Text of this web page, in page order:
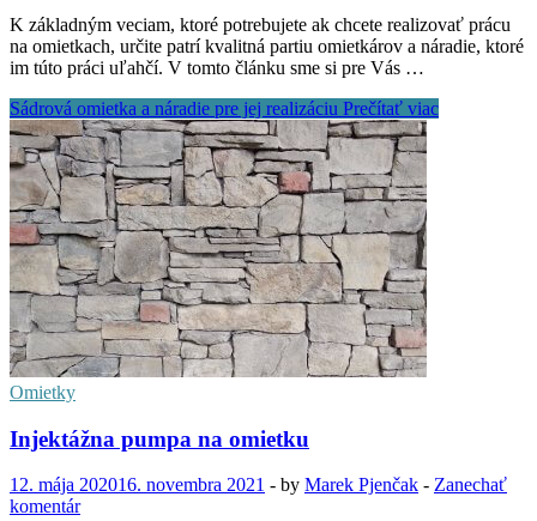
K základným veciam, ktoré potrebujete ak chcete realizovať prácu
na omietkach, určite patrí kvalitná partiu omietkárov a náradie, ktoré
im túto práci uľahčí. V tomto článku sme si pre Vás …
Sádrová omietka a náradie pre jej realizáciu Prečítať viac
Omietky
Injektážna pumpa na omietku
12. mája 202016. novembra 2021 - by Marek Pjenčak - Zanechať
komentár